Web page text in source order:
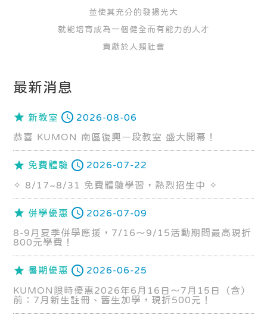
並使其充分的發揚光大
就能培育成為一個健全而有能力的人才
貢獻於人類社會
最新消息
新教室 2026-08-06
恭喜 KUMON 南區復興一段教室 盛大開幕！
免費體驗 2026-07-22
✧ 8/17~8/31 免費體驗學習，熱烈招生中 ✧
併學優惠 2026-07-09
8-9月夏季併學應援，7/16～9/15活動期間最高現折
800元學費！
暑期優惠 2026-06-25
KUMON限時優惠2026年6月16日～7月15日（含）
前：7月新生註冊、舊生加學，現折500元！